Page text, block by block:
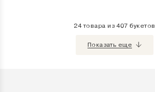
24 товара из 407 букетов
Показать еще